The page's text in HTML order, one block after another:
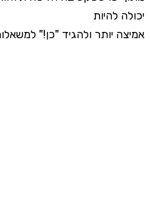
יכולה להיות
אמיצה יותר ולהגיד "כן!"